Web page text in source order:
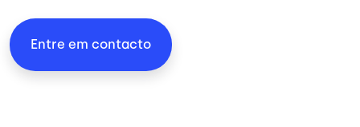
Entre em contacto